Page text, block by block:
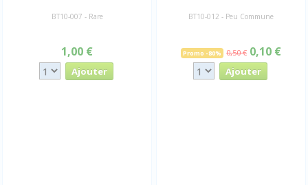
BT10-007 - Rare
1,00 €
BT10-012 - Peu Commune
Promo -80% 0,50 € 0,10 €